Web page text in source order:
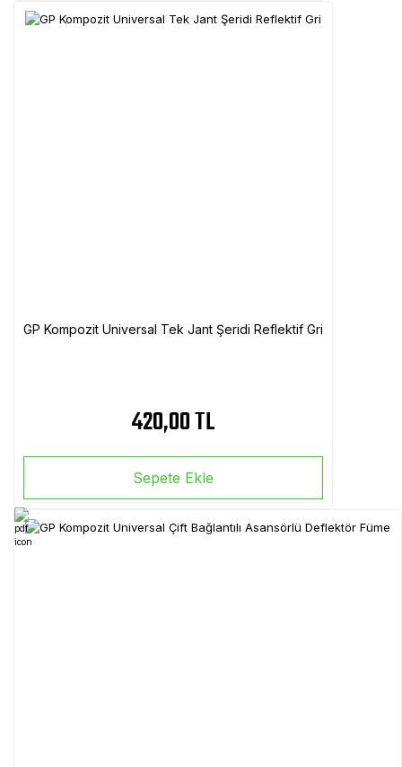
GP Kompozit Universal Tek Jant Şeridi Reflektif Gri
420,00 TL
Sepete Ekle